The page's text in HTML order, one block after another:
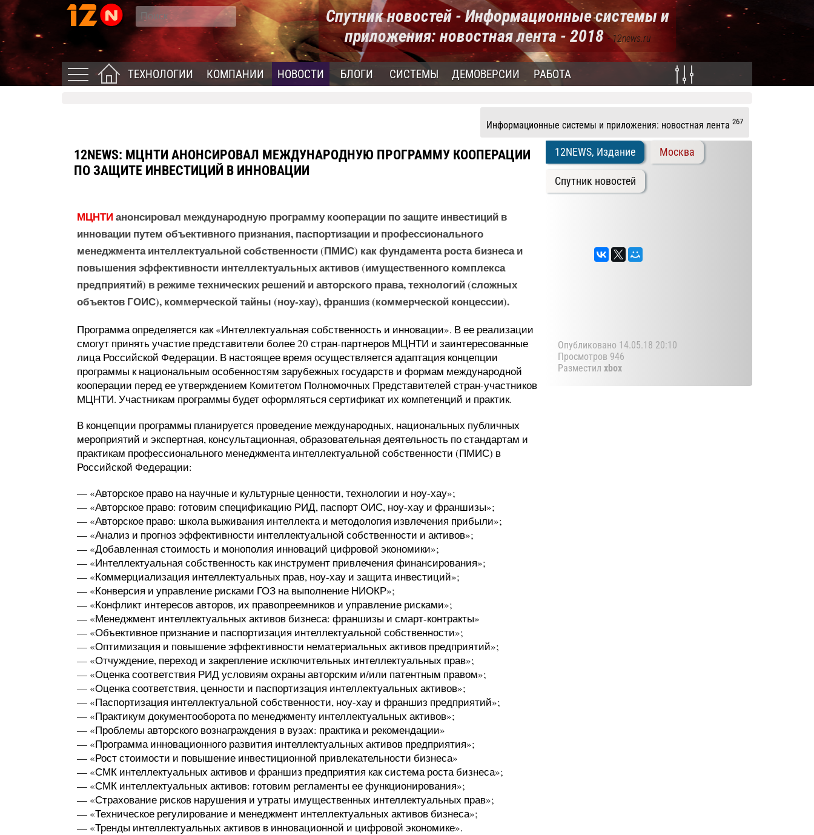
Спутник новостей - Информационные системы и
приложения: новостная лента - 2018- 12news.ru
ТЕХНОЛОГИИ КОМПАНИИ НОВОСТИ БЛОГИ СИСТЕМЫ ДЕМОВЕРСИИ РАБОТА
Информационные системы и приложения: новостная лента 267
12NEWS: МЦНТИ АНОНСИРОВАЛ МЕЖДУНАРОДНУЮ ПРОГРАММУ КООПЕРАЦИИ
ПО ЗАЩИТЕ ИНВЕСТИЦИЙ В ИННОВАЦИИ
МЦНТИ анонсировал международную программу кооперации по защите инвестиций в
инновации путем объективного признания, паспортизации и профессионального
менеджмента интеллектуальной собственности (ПМИС) как фундамента роста бизнеса и
повышения эффективности интеллектуальных активов (имущественного комплекса
предприятий) в режиме технических решений и авторского права, технологий (сложных
объектов ГОИС), коммерческой тайны (ноу-хау), франшиз (коммерческой концессии).
Программа определяется как «Интеллектуальная собственность и инновации». В ее реализации
смогут принять участие представители более 20 стран-партнеров МЦНТИ и заинтересованные
лица Российской Федерации. В настоящее время осуществляется адаптация концепции
программы к национальным особенностям зарубежных государств и формам международной
кооперации перед ее утверждением Комитетом Полномочных Представителей стран-участников
МЦНТИ. Участникам программы будет оформляться сертификат их компетенций и практик.
В концепции программы планируется проведение международных, национальных публичных
мероприятий и экспертная, консультационная, образовательная деятельность по стандартам и
практикам профессионального менеджмента интеллектуальной собственности (ПМИС) в
Российской Федерации:
— «Авторское право на научные и культурные ценности, технологии и ноу-хау»;
— «Авторское право: готовим спецификацию РИД, паспорт ОИС, ноу-хау и франшизы»;
— «Авторское право: школа выживания интеллекта и методология извлечения прибыли»;
— «Анализ и прогноз эффективности интеллектуальной собственности и активов»;
— «Добавленная стоимость и монополия инноваций цифровой экономики»;
— «Интеллектуальная собственность как инструмент привлечения финансирования»;
— «Коммерциализация интеллектуальных прав, ноу-хау и защита инвестиций»;
— «Конверсия и управление рисками ГОЗ на выполнение НИОКР»;
— «Конфликт интересов авторов, их правопреемников и управление рисками»;
— «Менеджмент интеллектуальных активов бизнеса: франшизы и смарт-контракты»
— «Объективное признание и паспортизация интеллектуальной собственности»;
— «Оптимизация и повышение эффективности нематериальных активов предприятий»;
— «Отчуждение, переход и закрепление исключительных интеллектуальных прав»;
— «Оценка соответствия РИД условиям охраны авторским и/или патентным правом»;
— «Оценка соответствия, ценности и паспортизация интеллектуальных активов»;
— «Паспортизация интеллектуальной собственности, ноу-хау и франшиз предприятий»;
— «Практикум документооборота по менеджменту интеллектуальных активов»;
— «Проблемы авторского вознаграждения в вузах: практика и рекомендации»
— «Программа инновационного развития интеллектуальных активов предприятия»;
— «Рост стоимости и повышение инвестиционной привлекательности бизнеса»
— «СМК интеллектуальных активов и франшиз предприятия как система роста бизнеса»;
— «СМК интеллектуальных активов: готовим регламенты ее функционирования»;
— «Страхование рисков нарушения и утраты имущественных интеллектуальных прав»;
— «Техническое регулирование и менеджмент интеллектуальных активов бизнеса»;
— «Тренды интеллектуальных активов в инновационной и цифровой экономике».
12NEWS, Издание Москва
Спутник новостей
Опубликовано 14.05.18 20:10
Просмотров 946
Разместил xbox